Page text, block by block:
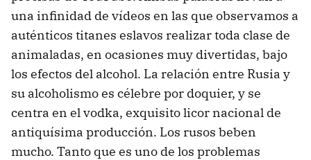
una infinidad de vídeos en las que observamos a
auténticos titanes eslavos realizar toda clase de
animaladas, en ocasiones muy divertidas, bajo
los efectos del alcohol. La relación entre Rusia y
su alcoholismo es célebre por doquier, y se
centra en el vodka, exquisito licor nacional de
antiquísima producción. Los rusos beben
mucho. Tanto que es uno de los problemas